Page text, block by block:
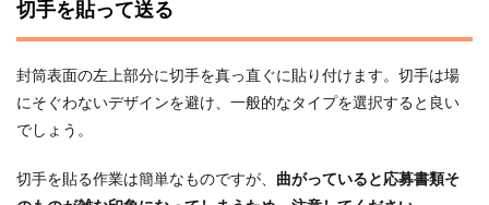
切手を貼って送る
封筒表面の左上部分に切手を真っ直ぐに貼り付けます。切手は場
にそぐわないデザインを避け、一般的なタイプを選択すると良い
でしょう。
切手を貼る作業は簡単なものですが、
曲がっていると応募書類そ